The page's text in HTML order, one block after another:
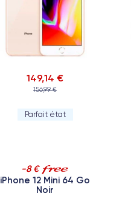
149,14 €
156,99 €
Parfait état
-8 €
iPhone 12 Mini 64 Go
Noir